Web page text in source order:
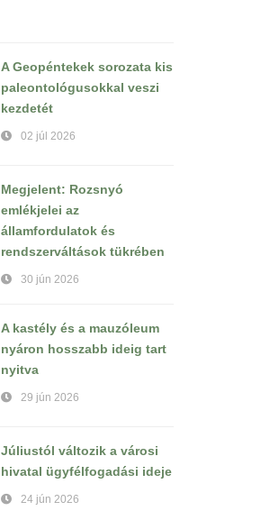
A Geopéntekek sorozata kis
paleontológusokkal veszi
kezdetét
02 júl 2026
Megjelent: Rozsnyó
emlékjelei az
államfordulatok és
rendszerváltások tükrében
30 jún 2026
A kastély és a mauzóleum
nyáron hosszabb ideig tart
nyitva
29 jún 2026
Júliustól változik a városi
hivatal ügyfélfogadási ideje
24 jún 2026